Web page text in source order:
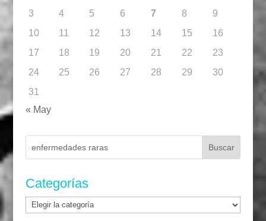
3
4 5 6 7 8
9
10
11 12 13 14 15
16
17
18 19 20 21 22
23
24
25 26 27 28 29
30
31
« May
Categorías
Categorías